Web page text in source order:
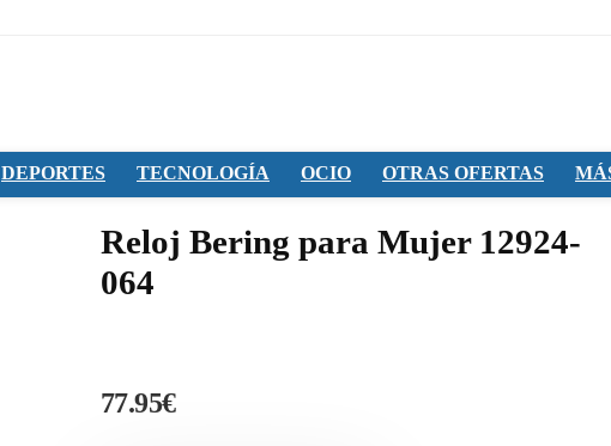
DEPORTES TECNOLOGÍA OCIO OTRAS OFERTAS
Reloj Bering para Mujer 12924-
064
77.95€